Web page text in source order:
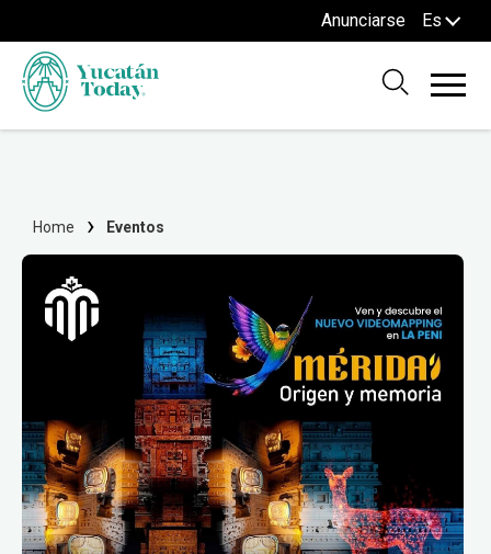
Anunciarse Es
Home Eventos